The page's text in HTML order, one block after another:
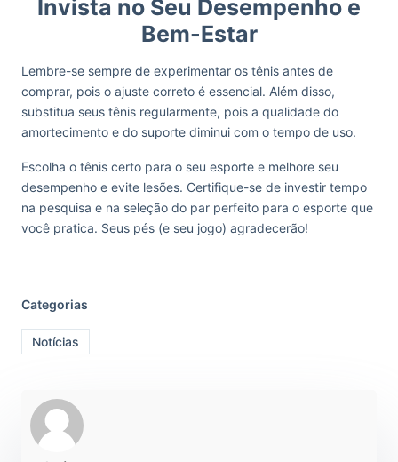
Invista no Seu Desempenho e
Bem-Estar
Lembre-se sempre de experimentar os tênis antes de
comprar, pois o ajuste correto é essencial. Além disso,
substitua seus tênis regularmente, pois a qualidade do
amortecimento e do suporte diminui com o tempo de uso.
Escolha o tênis certo para o seu esporte e melhore seu
desempenho e evite lesões. Certifique-se de investir tempo
na pesquisa e na seleção do par perfeito para o esporte que
você pratica. Seus pés (e seu jogo) agradecerão!
Categorias
Notícias